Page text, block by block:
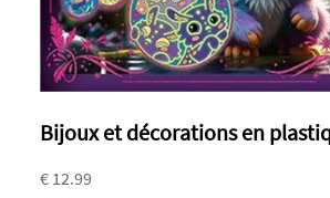
Bijoux et décorations en
€ 12.99